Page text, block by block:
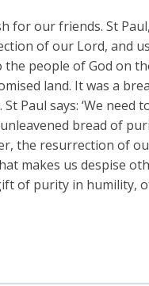
for our friends. St
of our Lord, and
people of God on
land. It was a
Paul says: ‘We need
bread of
the resurrection of
makes us despise
of purity in